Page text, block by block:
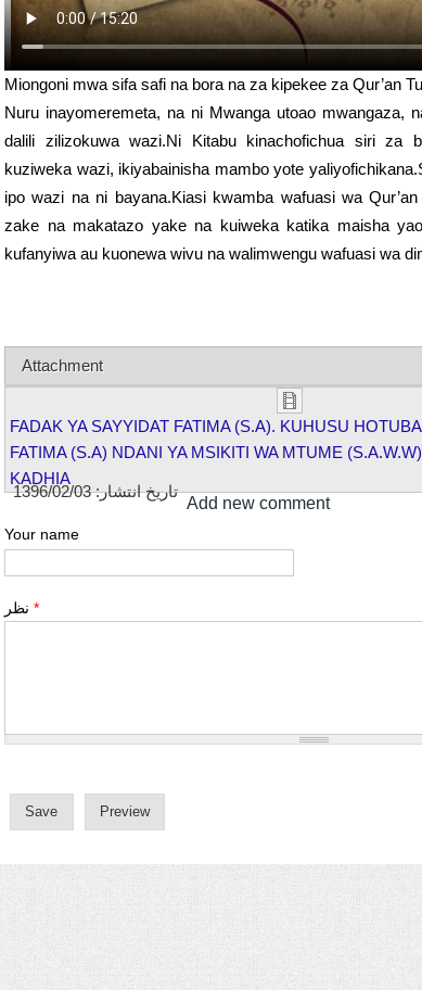
Miongoni mwa sifa safi na bora na za kipekee za Qur’an
Nuru inayomeremeta, na ni Mwanga utoao mwangaza,
dalili zilizokuwa wazi.Ni Kitabu kinachofichua siri za
kuziweka wazi, ikiyabainisha mambo yote
ipo wazi na ni bayana.Kiasi kwamba wafuasi wa
zake na makatazo yake na kuiweka katika maisha
kufanyiwa au kuonewa wivu na walimwengu wafuasi wa
Attachment
FADAK YA SAYYIDAT FATIMA (S.A). KUHUSU
FATIMA (S.A) NDANI YA MSIKITI WA MTUME
KADHIA
تاریخ انتشار:1396/02/03
Add new comment
Your name
*